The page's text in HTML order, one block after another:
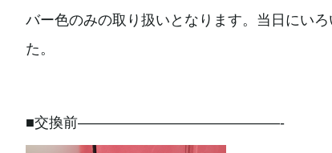
バー色のみの取り扱いとなります。当日にい
た。
■交換前——————————————-